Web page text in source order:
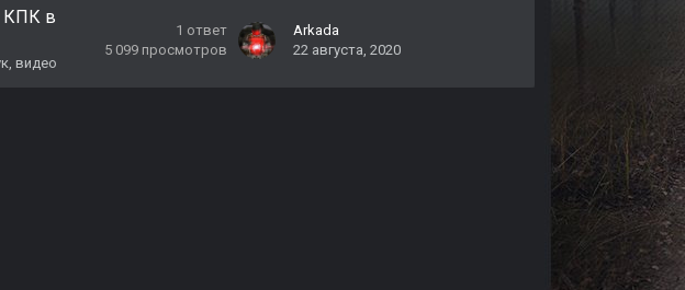
КПК в
видео
1 ответ
5 099 просмотров
Arkada
22 августа, 2020